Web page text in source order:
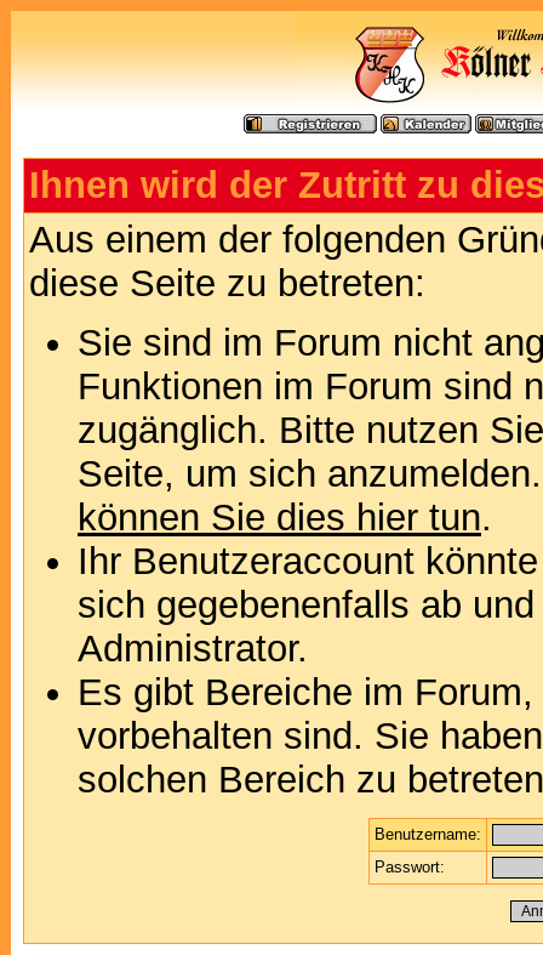
Ihnen wird der Zutritt zu
Aus einem der folgenden
diese Seite zu betreten:
Sie sind im Forum nicht
Funktionen im Forum sind
zugänglich. Bitte nutzen
Seite, um sich
können Sie dies hier tun.
Ihr Benutzeraccount
sich gegebenenfalls ab
Administrator.
Es gibt Bereiche im
vorbehalten sind. Sie
solchen Bereich zu
Benutzername:
Passwort: